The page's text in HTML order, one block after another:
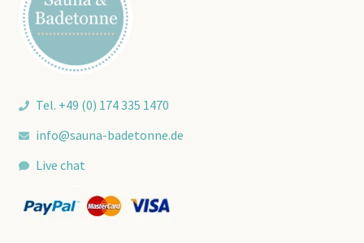
Tel. +49 (0) 174 335 1470
info@sauna-badetonne.de
Live chat